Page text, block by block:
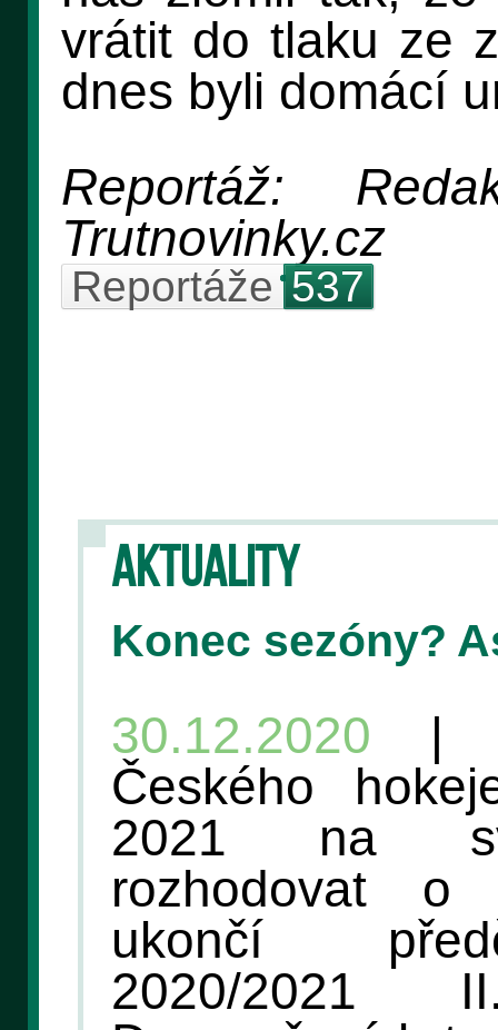
AKTUALITY
Konec sezóny?
30.12.2020 |
Českého
2021 na
rozhodovat
ukončí
2020/
vrátit do tlaku ze
dnes byli domácí
Reportáž:
Trutnovinky.cz
Reportáže 537